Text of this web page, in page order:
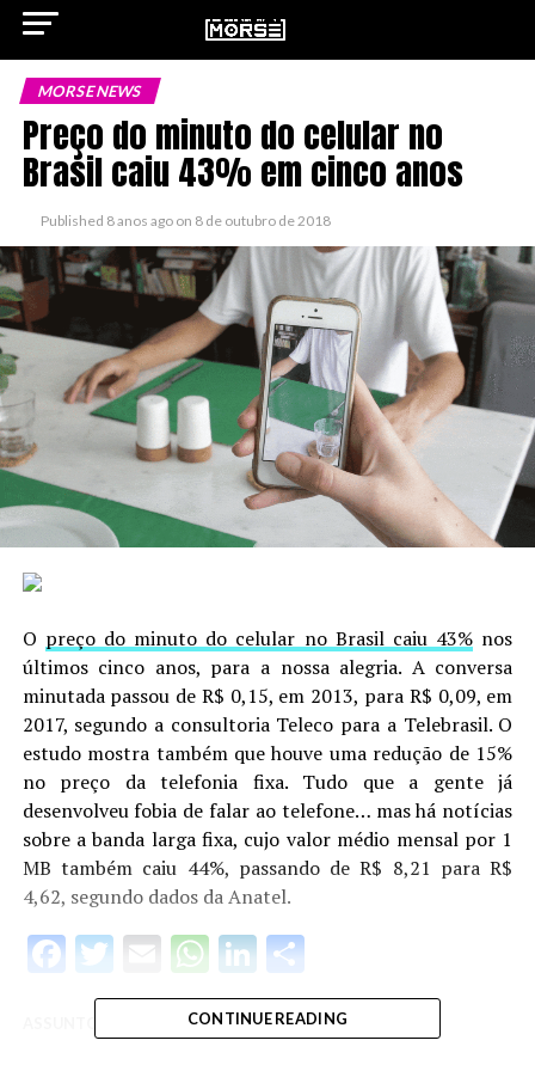
MORSE NEWS
Preço do minuto do celular no
Brasil caiu 43% em cinco anos
Published 8 anos ago on 8 de outubro de 2018
O preço do minuto do celular no Brasil caiu 43% nos
últimos cinco anos, para a nossa alegria. A conversa
minutada passou de R$ 0,15, em 2013, para R$ 0,09, em
2017, segundo a consultoria Teleco para a Telebrasil. O
estudo mostra também que houve uma redução de 15%
no preço da telefonia fixa. Tudo que a gente já
desenvolveu fobia de falar ao telefone… mas há notícias
sobre a banda larga fixa, cujo valor médio mensal por 1
MB também caiu 44%, passando de R$ 8,21 para R$
4,62, segundo dados da Anatel.
Facebook
Twitter
Email
WhatsApp
LinkedIn
Share
ASSUNTOS RELACIONADOS:CONTINUE READING